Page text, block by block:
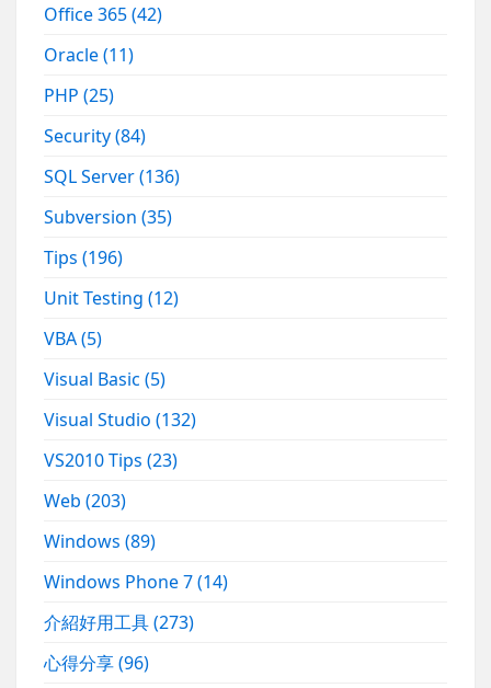
Office 365(42)
Oracle(11)
PHP(25)
Security(84)
SQL Server(136)
Subversion(35)
Tips(196)
Unit Testing(12)
VBA(5)
Visual Basic(5)
Visual Studio(132)
VS2010 Tips(23)
Web(203)
Windows(89)
Windows Phone 7(14)
介紹好用工具(273)
心得分享(96)